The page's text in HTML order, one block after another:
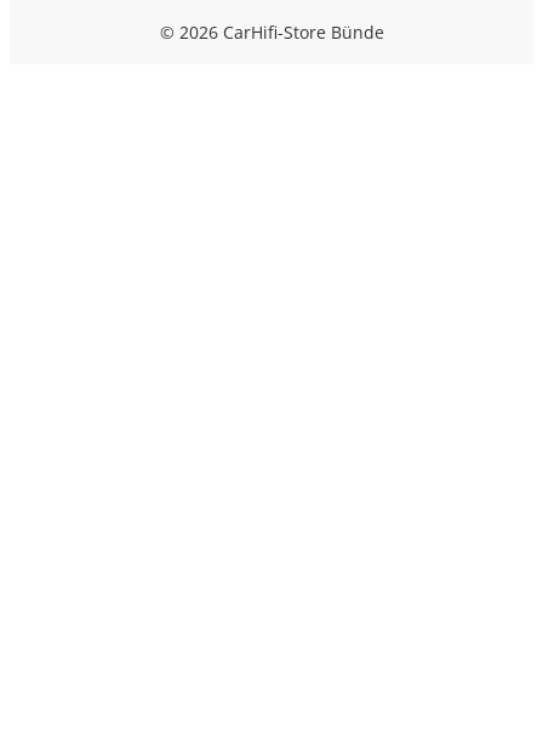
© 2026 CarHifi-Store Bünde